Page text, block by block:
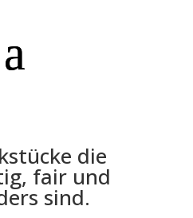
die
fair und
sind.